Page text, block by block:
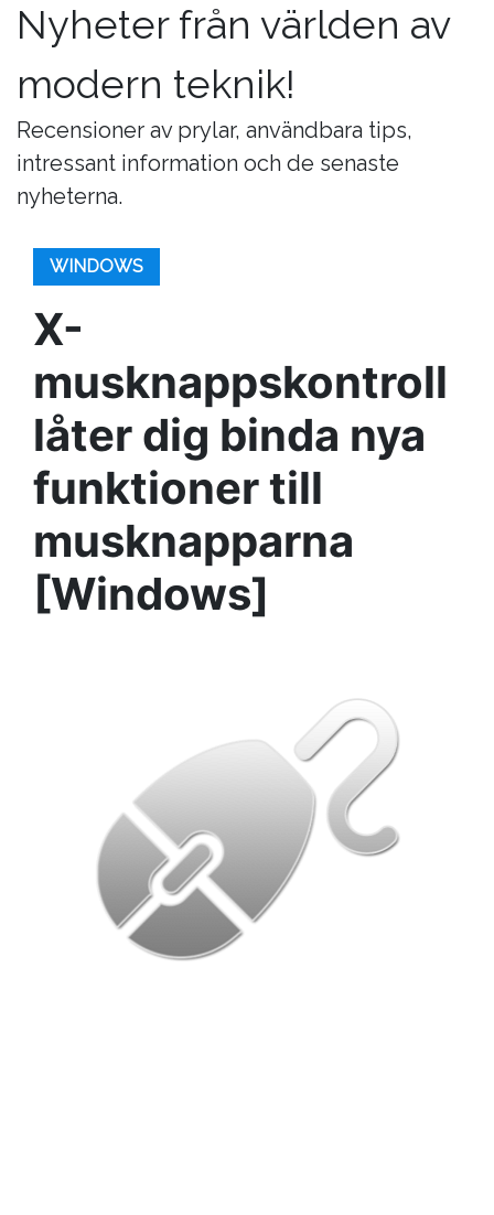
Nyheter från världen av
modern teknik!
Recensioner av prylar, användbara tips,
intressant information och de senaste
nyheterna.
WINDOWS
X-
musknappskontroll
låter dig binda nya
funktioner till
musknapparna
[Windows]